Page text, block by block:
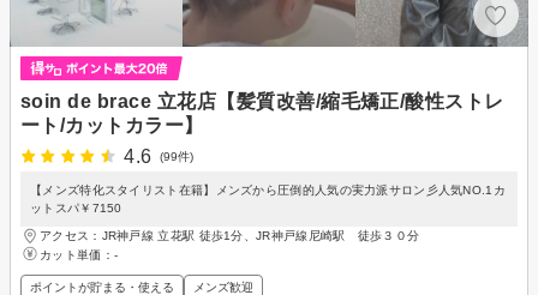
soin de brace 立花店【髪質改善/縮毛矯正/酸性ストレ
ート/カットカラー】
4.6
(99件)
【メンズ特化スタイリスト在籍】メンズから圧倒的人気の実力派サロン彡人気NO.1カ
ットスパ￥7150
アクセス：JR神戸線 立花駅 徒歩1分、JR神戸線尼崎駅 徒歩３０分
カット単価： -
ポイントが貯まる・使える メンズ歓迎